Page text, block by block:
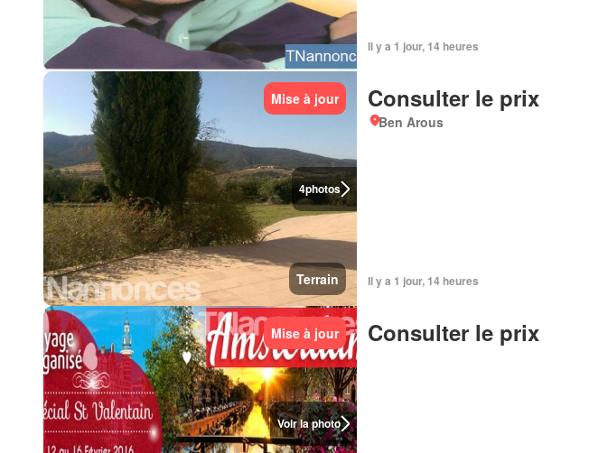
Il y a 1 jour, 14 heures
4photos
Mise à jour
Terrain
Consulter le prix
Ben Arous
Il y a 1 jour, 14 heures
Voir la photo
Mise à jour Consulter le prix